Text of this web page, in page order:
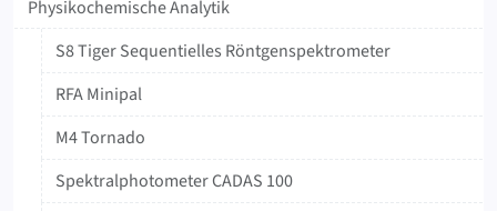
Physikochemische Analytik
S8 Tiger Sequentielles Röntgenspektrometer
RFA Minipal
M4 Tornado
‍Spektralphotometer ‍CADAS ‍100